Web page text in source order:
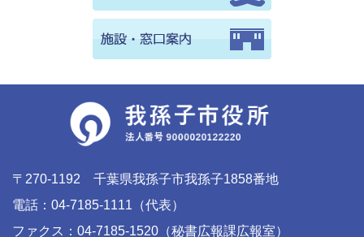
〒270-1192 千葉県我孫子市我孫子1858番地
電話：04-7185-1111（代表）
ファクス：04-7185-1520（秘書広報課広報室）